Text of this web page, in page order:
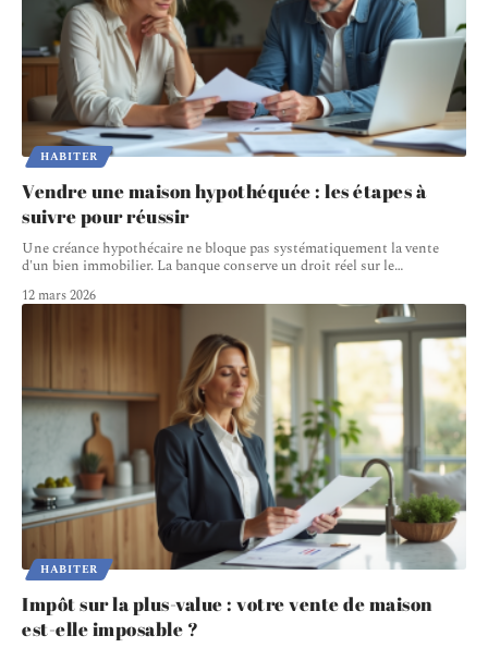
HABITER
Vendre une maison hypothéquée : les étapes à
suivre pour réussir
Une créance hypothécaire ne bloque pas systématiquement la vente
d'un bien immobilier. La banque conserve un droit réel sur le…
12 mars 2026
HABITER
Impôt sur la plus-value : votre vente de maison
est-elle imposable ?